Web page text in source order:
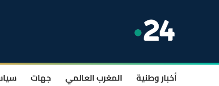
أخبار وطنية المغرب العالمي جهات